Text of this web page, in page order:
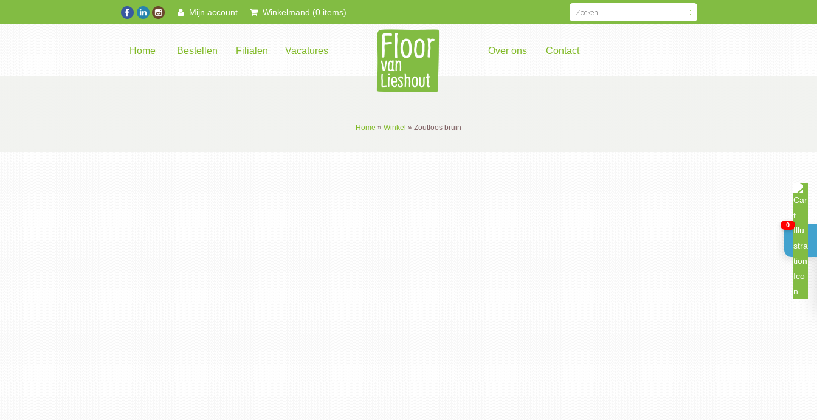
Mijn account Winkelmand (0 items)
Home Bestellen Filialen Vacatures Over ons Contact
Home » Winkel » Zoutloos bruin
0